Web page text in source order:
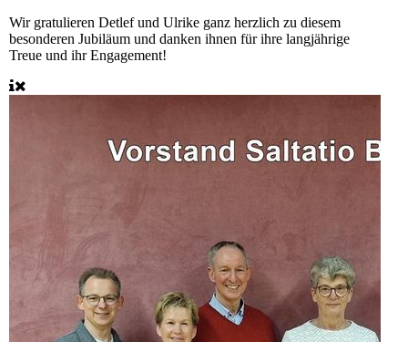
Wir gratulieren Detlef und Ulrike ganz herzlich zu diesem
besonderen Jubiläum und danken ihnen für ihre langjährige
Treue und ihr Engagement!